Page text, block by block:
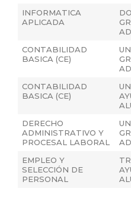
INFORMATICA
APLICADA
CONTABILIDAD
BASICA (CE)
UN
CONTABILIDAD
BASICA (CE)
UN
DERECHO
ADMINISTRATIVO Y
PROCESAL LABORAL
UN
EMPLEO Y
SELECCIÓN DE
PERSONAL